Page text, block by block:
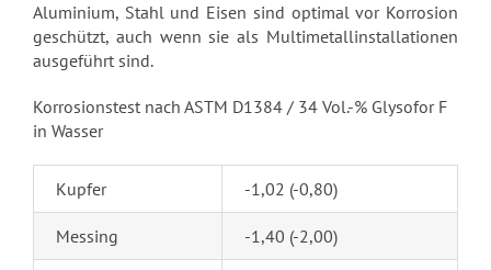
Aluminium, Stahl und Eisen sind optimal vor Korrosion
geschützt, auch wenn sie als Multimetallinstallationen
ausgeführt sind.
Korrosionstest nach ASTM D1384 / 34 Vol.-% Glysofor F
in Wasser
Kupfer -1,02 (-0,80)
Messing -1,40 (-2,00)